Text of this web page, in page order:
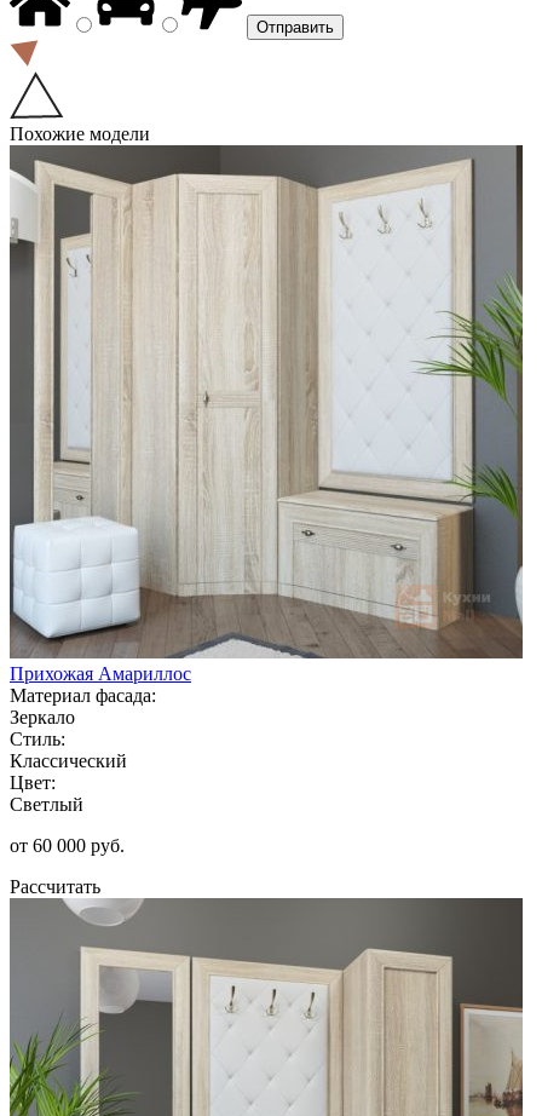
Похожие модели
Прихожая Амариллос
Материал фасада:
Зеркало
Стиль:
Классический
Цвет:
Светлый
от 60 000 руб.
Рассчитать